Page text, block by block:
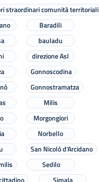
straordinari comunità territoriali
Baradili
bauladu
direzione Asl
Gonnoscodina
Gonnostramatza
Milis
Morgongiori
Norbello
San Nicolò d'Arcidano
Sedilo